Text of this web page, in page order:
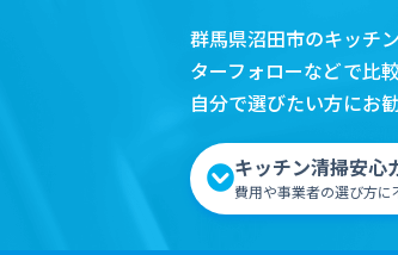
群馬県沼田市のキッチ
ターフォローなどで比
自分で選びたい方にお
キッチン清掃安心
費用や事業者の選び方に